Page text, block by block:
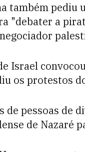
também pediu
"debater a
Israel
os protestos
de pessoas de
de Nazaré